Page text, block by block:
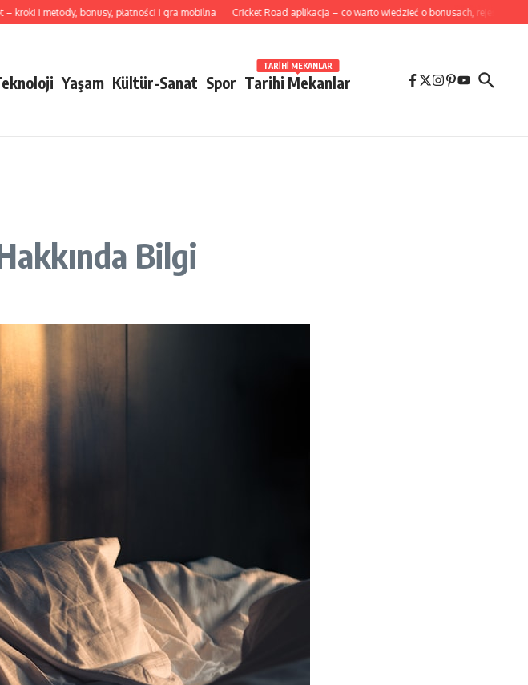
i metody, bonusy, płatności i gra mobilna Cricket Road aplikacja – co warto wiedzieć o bonusach, rejestracji i
Yaşam Kültür-Sanat Spor Tarihi Mekanlar
TARIHI MEKANLAR
Bilgi